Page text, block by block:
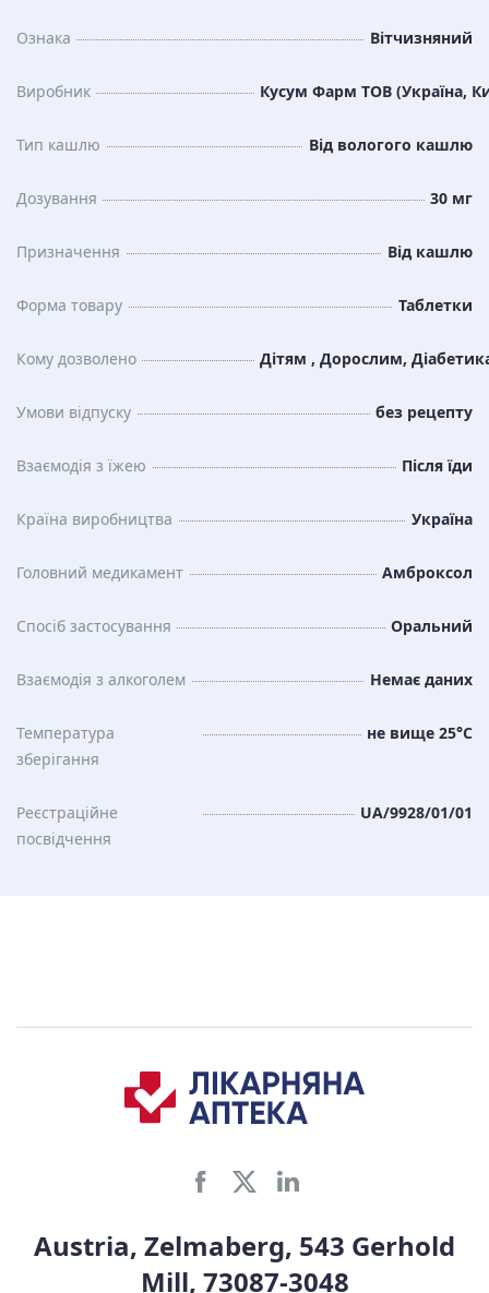
Ознака Вітчизняний
Виробник Кусум Фарм ТОВ (Україна,
Тип кашлю Від вологого кашлю
Дозування 30 мг
Призначення Від кашлю
Форма товару Таблетки
Кому дозволено Дітям , Дорослим,
Умови відпуску без рецепту
Взаємодія з їжею Після їди
Країна виробництва Україна
Головний медикамент Амброксол
Спосіб застосування Оральний
Взаємодія з алкоголем Немає даних
Температура
зберiгання
не вище 25°C
Реєстраційне
посвідчення
UA/9928/01/01
Austria, Zelmaberg, 543 Gerhold
Mill, 73087-3048